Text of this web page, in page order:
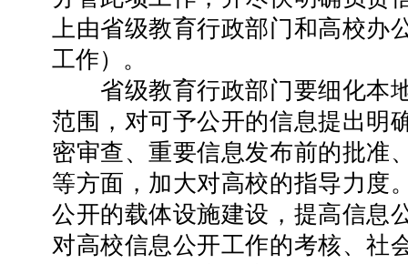
上由省级教育行政部门和高校办
工作）。
省级教育行政部门要细化本
范围，对可予公开的信息提出明
密审查、重要信息发布前的批准
等方面，加大对高校的指导力度
公开的载体设施建设，提高信息
对高校信息公开工作的考核、社